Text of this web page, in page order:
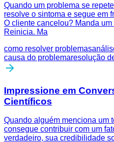
Quando um problema se
resolve o sintoma e segue em
O cliente cancelou? Manda
Reinicia. Ma
como resolver problemas
causa do problemaresolução
Impressione em
Científicos
Quando alguém menciona um
consegue contribuir com um
verdadeiro, sua credibilidade